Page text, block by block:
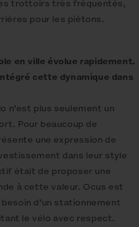
trottoirs très fréquentés,
pour les piétons.
en ville évolue rapidement.
cette dynamique dans
n’est plus seulement un
Pour beaucoup de
une expression de
dans leur style
était de proposer une
à cette valeur. Ocus est
d’un stationnement
le vélo avec respect.